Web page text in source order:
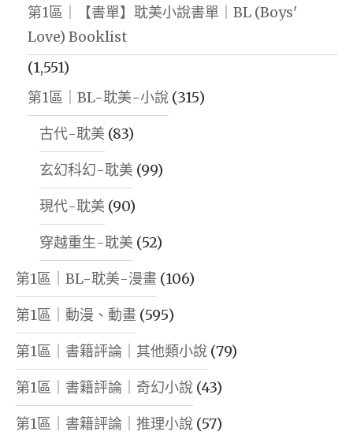
第1區｜【書單】耽美小說書單｜BL (Boys'
Love) Booklist
(1,551)
第1區｜BL-耽美-小說 (315)
古代-耽美 (83)
玄幻科幻-耽美 (99)
現代-耽美 (90)
穿越重生-耽美 (52)
第1區｜BL-耽美-漫畫 (106)
第1區｜動漫、動畫 (595)
第1區｜書籍評論｜其他類小說 (79)
第1區｜書籍評論｜奇幻小說 (43)
第1區｜書籍評論｜推理小說 (57)